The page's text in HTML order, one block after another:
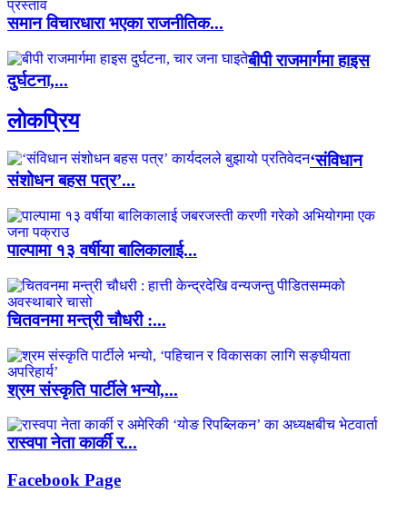
समान विचारधारा भएका राजनीतिक...
बीपी राजमार्गमा हाइस
दुर्घटना,...
लाेकप्रिय
‘संविधान
संशोधन बहस पत्र’...
पाल्पामा १३ वर्षीया बालिकालाई...
चितवनमा मन्त्री चौधरी :...
श्रम संस्कृति पार्टीले भन्यो,...
रास्वपा नेता कार्की र...
Facebook Page